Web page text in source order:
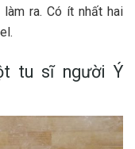
ra. Có ít nhất hai
tu sĩ người Ý